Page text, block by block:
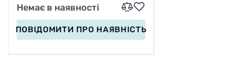
Немає в наявності
ПОВІДОМИТИ ПРО НАЯВНІСТЬ